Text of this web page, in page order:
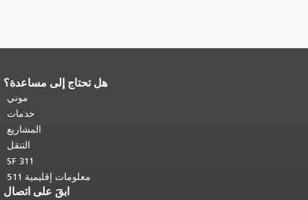
هل تحتاج إلى مساعدة؟
موني
خدمات
المشاريع
التنقل
SF 311
معلومات إقليمية 511
ابقَ على اتصال